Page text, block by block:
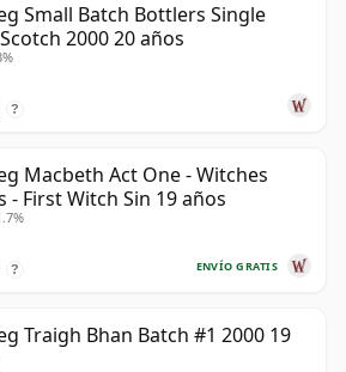
Small Batch Bottlers Single
2000 20 años
?
Macbeth Act One - Witches
- First Witch Sin 19 años
ENVÍO GRATIS
?
Traigh Bhan Batch #1 2000 19